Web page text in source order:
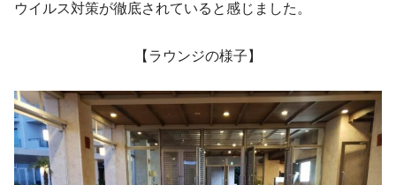
ウイルス対策が徹底されていると感じました。
【ラウンジの様子】